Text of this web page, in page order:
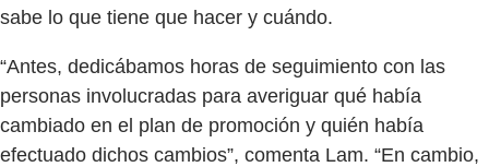
sabe lo que tiene que hacer y cuándo.
“Antes, dedicábamos horas de seguimiento con las
personas involucradas para averiguar qué había
cambiado en el plan de promoción y quién había
efectuado dichos cambios”, comenta Lam. “En cambio,